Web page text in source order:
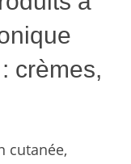
crèmes,
cutanée,